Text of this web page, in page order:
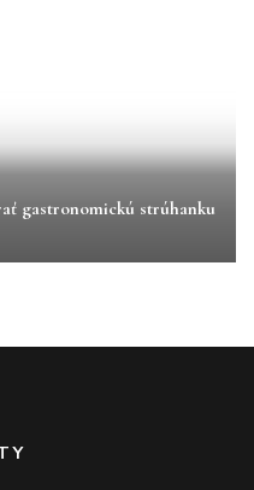
gastronomickú strúhanku